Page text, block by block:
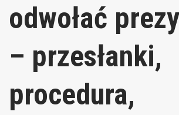
odwołać
– przesłanki,
procedura,